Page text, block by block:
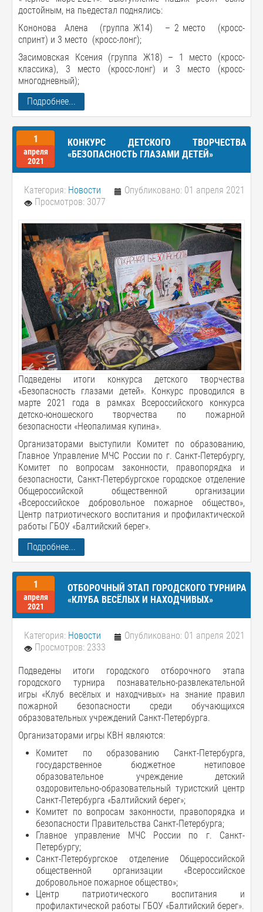
достойным, на пьедестал поднялись:
Кононова Алена (группа Ж14) – 2 место (кросс-
спринт) и 3 место (кросс-лонг);
Засимовская Ксения (группа Ж18) – 1 место (кросс-
классика), 3 место (кросс-лонг) и 3 место (кросс-
многодневный);
Подробнее...
1
апреля
2021
КОНКУРС ДЕТСКОГО ТВОРЧЕСТВА
«БЕЗОПАСНОСТЬ ГЛАЗАМИ ДЕТЕЙ»
Категория: Новости
Опубликовано: 01 апреля 2021
Просмотров: 3077
Подведены итоги конкурса детского творчества
«Безопасность глазами детей». Конкурс проводился в
марте 2021 года в рамках Всероссийского конкурса
детско-юношеского творчества по пожарной
безопасности «Неопалимая купина».
Организаторами выступили Комитет по образованию,
Главное Управление МЧС России по г. Санкт-Петербургу,
Комитет по вопросам законности, правопорядка и
безопасности, Санкт-Петербургское городское отделение
Общероссийской общественной организации
«Всероссийское добровольное пожарное общество»,
Центр патриотического воспитания и профилактической
работы ГБОУ «Балтийский берег».
Подробнее...
1
апреля
2021
ОТБОРОЧНЫЙ ЭТАП ГОРОДСКОГО ТУРНИРА
«КЛУБА ВЕСЁЛЫХ И НАХОДЧИВЫХ»
Категория: Новости
Опубликовано: 01 апреля 2021
Просмотров: 2333
Подведены итоги городского отборочного этапа
городского турнира познавательно-развлекательной
игры «Клуб весёлых и находчивых» на знание правил
пожарной безопасности среди обучающихся
образовательных учреждений Санкт-Петербурга.
Организаторами игры КВН являются:
Комитет по образованию Санкт-Петербурга,
государственное бюджетное нетиповое
образовательное учреждение детский
оздоровительно-образовательный туристский центр
Санкт-Петербурга «Балтийский берег»;
Комитет по вопросам законности, правопорядка и
безопасности Правительства Санкт-Петербурга;
Главное управление МЧС России по г. Санкт-
Петербургу;
Санкт-Петербургское отделение Общероссийской
общественной организации «Всероссийское
добровольное пожарное общество»;
Центр патриотического воспитания и
профилактической работы ГБОУ «Балтийский берег».